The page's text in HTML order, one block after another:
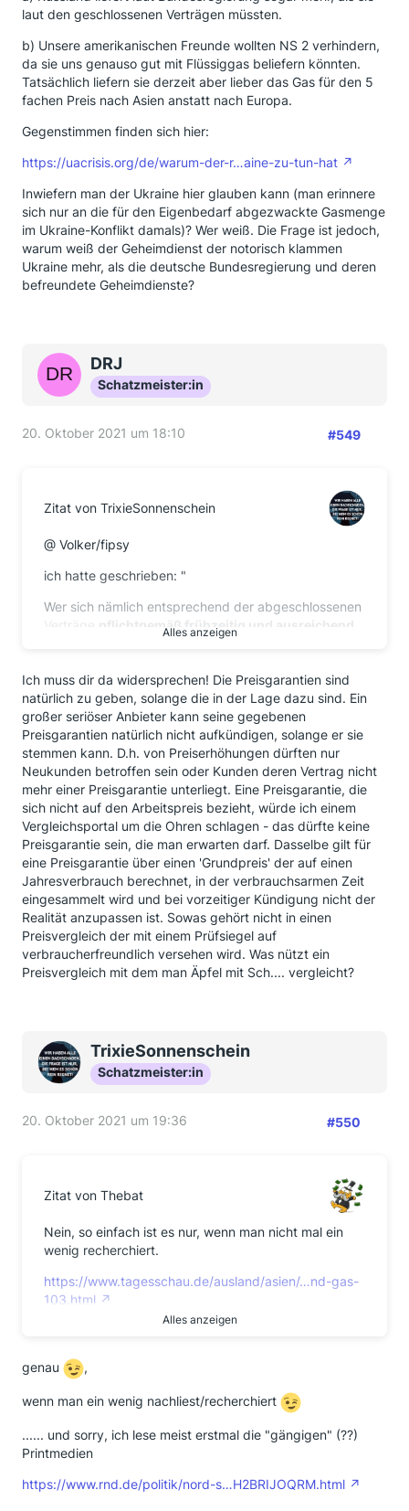
laut den geschlossenen Verträgen müssten.
b) Unsere amerikanischen Freunde wollten NS 2 verhindern,
da sie uns genauso gut mit Flüssiggas beliefern könnten.
Tatsächlich liefern sie derzeit aber lieber das Gas für den 5
fachen Preis nach Asien anstatt nach Europa.
Gegenstimmen finden sich hier:
https://uacrisis.org/de/warum-der-r…aine-zu-tun-hat
Inwiefern man der Ukraine hier glauben kann (man erinnere
sich nur an die für den Eigenbedarf abgezwackte Gasmenge
im Ukraine-Konflikt damals)? Wer weiß. Die Frage ist jedoch,
warum weiß der Geheimdienst der notorisch klammen
Ukraine mehr, als die deutsche Bundesregierung und deren
befreundete Geheimdienste?
DRJ
Schatzmeister:in
20. Oktober 2021 um 18:10 #549
Zitat von TrixieSonnenschein
@ Volker/fipsy
ich hatte geschrieben: "
Wer sich nämlich entsprechend der abgeschlossenen
pflichtgemäß frühzeitig und ausreichend
auf dem Spotmarkt kommt
Und dabei bleibe ich: wer seriös und
verantwortungsvoll und unternehmerisch ernsthaft
und pflichtgemäß im Frühjahr sich "eingedeckt" hat
(längerfristig!) der kommt JETZT NOCH NICHT in
Schwierigkeiten. Sondern nur wer entweder gezockt
hat oder betrogen.
Dass kein Anbieter im neuen Jahr ohne
Preiserhöhungen auskommen wird bei der extremen
Preisspirale nach oben jetzt ist klar. Das wird alle
Anbieter treffen - egal ob groß oder klein. Und infolge
dann auch uns Verbraucher. Egal welche "Garantien"
es für uns gab oder gibt.
Einzige Chance, dass sich die Preise "normalisieren"
normalisiert ist, dass entweder der Staat aufhört
derart immens mit abzukassieren und zumindest
fällt wenn z.Bsp. den Russen Nordstream 2 fix
genehmigt wird, damit sie dann ihre Gasliefermenge
wieder erhöhen. Haben sie ja "angeboten"
ist das eben, wenn man an der Quelle sitzt
Alles anzeigen
Ich muss dir da widersprechen! Die Preisgarantien sind
natürlich zu geben, solange die in der Lage dazu sind. Ein
großer seriöser Anbieter kann seine gegebenen
Preisgarantien natürlich nicht aufkündigen, solange er sie
stemmen kann. D.h. von Preiserhöhungen dürften nur
Neukunden betroffen sein oder Kunden deren Vertrag nicht
mehr einer Preisgarantie unterliegt. Eine Preisgarantie, die
sich nicht auf den Arbeitspreis bezieht, würde ich einem
Vergleichsportal um die Ohren schlagen - das dürfte keine
Preisgarantie sein, die man erwarten darf. Dasselbe gilt für
eine Preisgarantie über einen 'Grundpreis' der auf einen
Jahresverbrauch berechnet, in der verbrauchsarmen Zeit
eingesammelt wird und bei vorzeitiger Kündigung nicht der
Realität anzupassen ist. Sowas gehört nicht in einen
Preisvergleich der mit einem Prüfsiegel auf
verbraucherfreundlich versehen wird. Was nützt ein
Preisvergleich mit dem man Äpfel mit Sch.... vergleicht?
TrixieSonnenschein
Schatzmeister:in
20. Oktober 2021 um 19:36 #550
Zitat von Thebat
Nein, so einfach ist es nur, wenn man nicht mal ein
wenig recherchiert.
https://www.tagesschau.de/ausland/asien/…nd-gas-
103.html
a) Russland liefert laut Bundesregierung sogar mehr,
b) Unsere amerikanischen Freunde wollten NS 2
verhindern, da sie uns genauso gut mit Flüssiggas
beliefern könnten. Tatsächlich liefern sie derzeit aber
lieber das Gas für den 5 fachen Preis nach Asien
anstatt nach Europa.
Gegenstimmen finden sich hier:
Alles anzeigen
genau ,
wenn man ein wenig nachliest/recherchiert
...... und sorry, ich lese meist erstmal die "gängigen" (??)
Printmedien
https://www.rnd.de/politik/nord-s…H2BRIJOQRM.html